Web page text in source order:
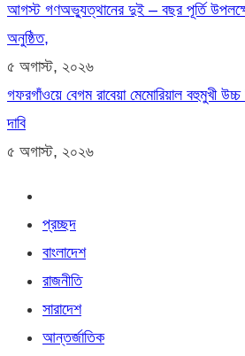
আগস্ট গণঅভ্যুত্থানের দুই – বছর পূর্তি
অনুষ্ঠিত,
৫ অগাস্ট, ২০২৬
গফরগাঁওয়ে বেগম রাবেয়া মেমোরিয়াল বহুমুখী
দাবি
৫ অগাস্ট, ২০২৬
প্রচ্ছদ
বাংলাদেশ
রাজনীতি
সারাদেশ
আন্তর্জাতিক